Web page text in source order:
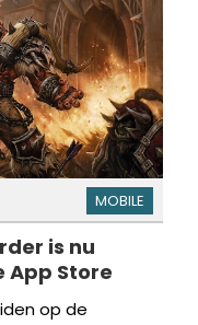
MOBILE
is nu
App Store
op de